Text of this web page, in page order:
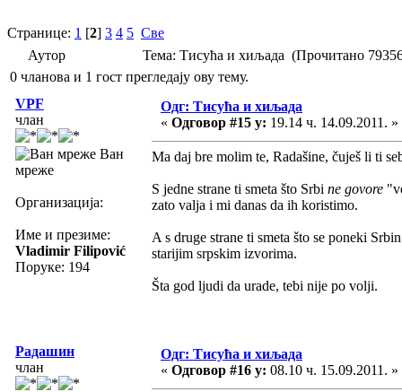
Странице: 1 [2] 3 4 5 Све
Аутор
Тема: Тисућа и хиљада (Прочитано
0 чланова и 1 гост прегледају ову тему.
VPF
члан
Ван
мреже
Организација:
Име и презиме:
Vladimir Filipović
Поруке: 194
Одг: Тисућа и хиљада
« Одговор #15 у: 19.14 ч. 14.09.2011. »
Ma daj bre molim te, Radašine, čuješ li ti
S jedne strane ti smeta što Srbi ne govore
zato valja i mi danas da ih koristimo.
A s druge strane ti smeta što se poneki
starijim srpskim izvorima.
Šta god ljudi da urade, tebi nije po volji.
Радашин
члан
Одг: Тисућа и хиљада
« Одговор #16 у: 08.10 ч. 15.09.2011. »